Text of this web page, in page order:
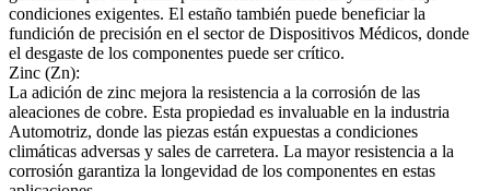
condiciones exigentes. El estaño también puede beneficiar la
fundición de precisión en el sector de Dispositivos Médicos, donde
el desgaste de los componentes puede ser crítico.
Zinc (Zn):
La adición de zinc mejora la resistencia a la corrosión de las
aleaciones de cobre. Esta propiedad es invaluable en la industria
Automotriz, donde las piezas están expuestas a condiciones
climáticas adversas y sales de carretera. La mayor resistencia a la
corrosión garantiza la longevidad de los componentes en estas